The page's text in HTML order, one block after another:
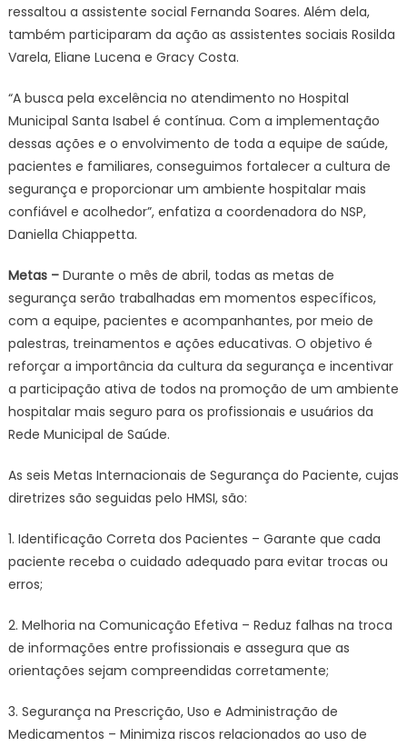
ressaltou a assistente social Fernanda Soares. Além dela,
também participaram da ação as assistentes sociais Rosilda
Varela, Eliane Lucena e Gracy Costa.
“A busca pela excelência no atendimento no Hospital
Municipal Santa Isabel é contínua. Com a implementação
dessas ações e o envolvimento de toda a equipe de saúde,
pacientes e familiares, conseguimos fortalecer a cultura de
segurança e proporcionar um ambiente hospitalar mais
confiável e acolhedor”, enfatiza a coordenadora do NSP,
Daniella Chiappetta.
Metas –Durante o mês de abril, todas as metas de
segurança serão trabalhadas em momentos específicos,
com a equipe, pacientes e acompanhantes, por meio de
palestras, treinamentos e ações educativas. O objetivo é
reforçar a importância da cultura da segurança e incentivar
a participação ativa de todos na promoção de um ambiente
hospitalar mais seguro para os profissionais e usuários da
Rede Municipal de Saúde.
As seis Metas Internacionais de Segurança do Paciente, cujas
diretrizes são seguidas pelo HMSI, são:
1. Identificação Correta dos Pacientes – Garante que cada
paciente receba o cuidado adequado para evitar trocas ou
erros;
2. Melhoria na Comunicação Efetiva – Reduz falhas na troca
de informações entre profissionais e assegura que as
orientações sejam compreendidas corretamente;
3. Segurança na Prescrição, Uso e Administração de
Medicamentos – Minimiza riscos relacionados ao uso de